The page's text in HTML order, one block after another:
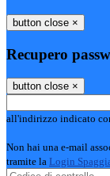
button close ×
Recupero
button close ×
all'indirizzo indicato
Non hai una e-mail
tramite la Login